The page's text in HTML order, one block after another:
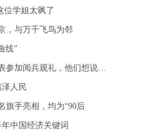
位学姐太飒了
，与万千飞鸟为邻
线”
参加阅兵观礼，他们想说…
人民
旗手亮相，均为“90后
中国经济关键词